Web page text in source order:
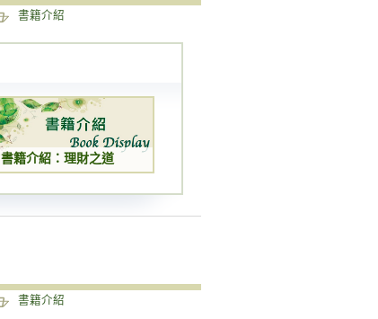
書籍介紹
書籍介紹：理財之道
書籍介紹